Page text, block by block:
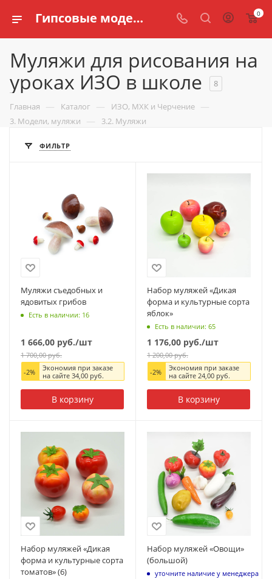
Гипсовые модели и муляжи для рисования в школе на уроках ИЗО купить по выгодной цене | Компания «Калеф» 0
Муляжи для рисования на
уроках ИЗО в школе
8
Главная — Каталог — ИЗО, МХК и Черчение —
3. Модели, муляжи — 3.2. Муляжи
ФИЛЬТР
Муляжи съедобных и
ядовитых грибов
Есть в наличии: 16
1 666,00 руб./шт
1 700,00руб.
-2%
Экономия при заказе
на сайте 34,00руб.
В корзину
Набор муляжей «Дикая
форма и культурные сорта
яблок»
Есть в наличии: 65
1 176,00 руб./шт
1 200,00руб.
-2%
Экономия при заказе
на сайте 24,00руб.
В корзину
Набор муляжей «Дикая
форма и культурные сорта
томатов» (6)
Набор муляжей «Овощи»
(большой)
уточните наличие у менеджера